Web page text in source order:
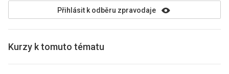
Přihlásit k odběru zpravodaje
Kurzy k tomuto tématu